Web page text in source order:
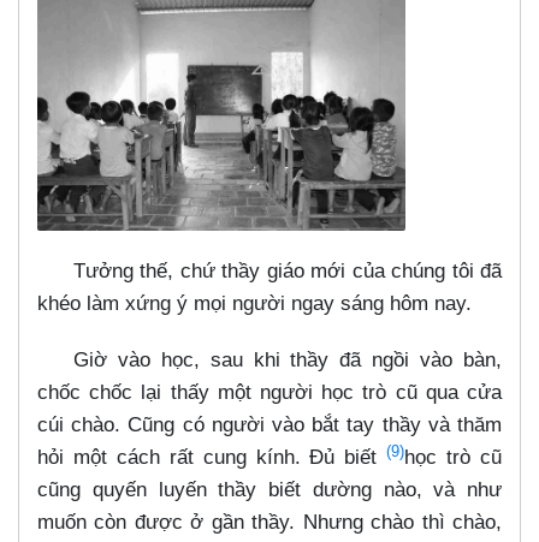
Tưởng thế, chứ thầy giáo mới của chúng tôi đã
khéo làm xứng ý mọi người ngay sáng hôm nay.
Giờ vào học, sau khi thầy đã ngồi vào bàn,
chốc chốc lại thấy một người học trò cũ qua cửa
cúi chào. Cũng có người vào bắt tay thầy và thăm
hỏi một cách rất cung kính. Đủ biết(9)học trò cũ
cũng quyến luyến thầy biết dường nào, và như
muốn còn được ở gần thầy. Nhưng chào thì chào,